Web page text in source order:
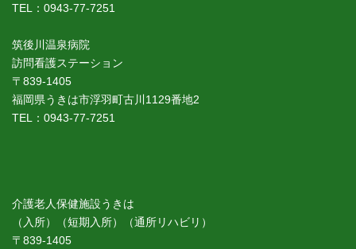
TEL：0943-77-7251
筑後川温泉病院
訪問看護ステーション
〒839-1405
福岡県うきは市浮羽町古川1129番地2
TEL：0943-77-7251
介護老人保健施設うきは
（入所）（短期入所）（通所リハビリ）
〒839-1405